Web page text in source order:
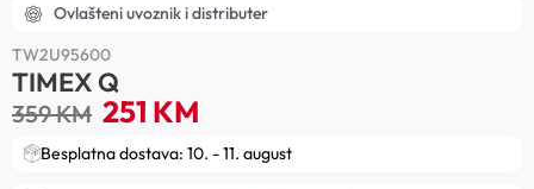
Ovlašteni uvoznik i distributer
TW2U95600
TIMEX Q
359KM 251 KM
Besplatna dostava: 10. - 11. august